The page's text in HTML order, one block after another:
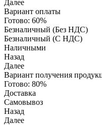
Далее
Вариант оплаты
Готово: 60%
Безналичный (Без НДС)
Безналичный (С НДС)
Наличными
Назад
Далее
Вариант получения
Готово: 80%
Доставка
Самовывоз
Назад
Далее